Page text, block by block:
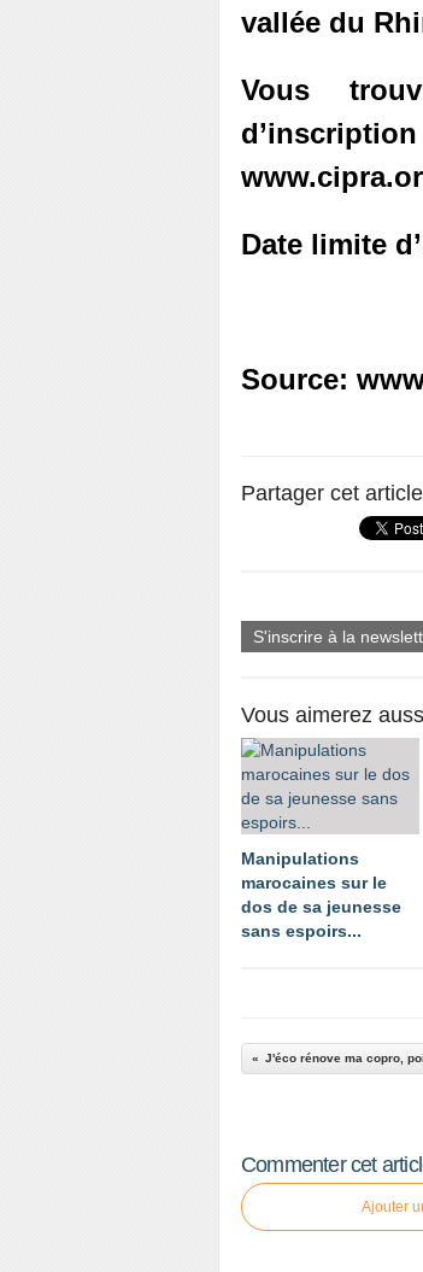
vallée du
Vous
Date limite
Source:
Partager cet article
S'inscrire à la
Vous aimerez
Manipulations
marocaines sur le
dos de sa jeunesse
sans espoirs...
J'éco rénove ma copro,
Commenter cet
Ajouter